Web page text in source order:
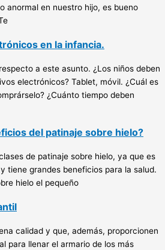
anormal en nuestro hijo, es bueno
en la infancia.
a este asunto. ¿Los niños deben
electrónicos? Tablet, móvil. ¿Cuál es
¿Cuánto tiempo deben
del patinaje sobre hielo?
de patinaje sobre hielo, ya que es
tiene grandes beneficios para la salud.
hielo el pequeño
calidad y que, además, proporcionen
para llenar el armario de los más